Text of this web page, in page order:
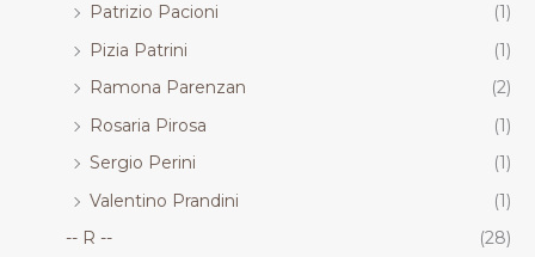
Patrizio Pacioni
(1)
Pizia Patrini
(1)
Ramona Parenzan
(2)
Rosaria Pirosa
(1)
Sergio Perini
(1)
Valentino Prandini
(1)
-- R --
(28)